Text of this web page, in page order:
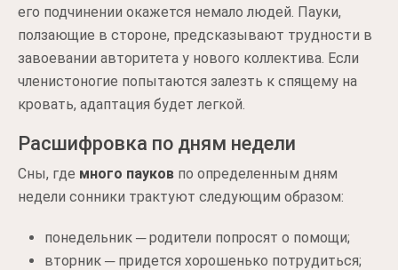
его подчинении окажется немало людей. Пауки,
ползающие в стороне, предсказывают трудности в
завоевании авторитета у нового коллектива. Если
членистоногие попытаются залезть к спящему на
кровать, адаптация будет легкой.
Расшифровка по дням недели
Сны, где много пауков по определенным дням
недели сонники трактуют следующим образом:
понедельник ─ родители попросят о помощи;
вторник ─ придется хорошенько потрудиться;